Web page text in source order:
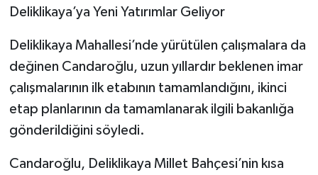
Deliklikaya’ya Yeni Yatırımlar Geliyor
Deliklikaya Mahallesi’nde yürütülen çalışmalara da
değinen Candaroğlu, uzun yıllardır beklenen imar
çalışmalarının ilk etabının tamamlandığını, ikinci
etap planlarının da tamamlanarak ilgili bakanlığa
gönderildiğini söyledi.
Candaroğlu, Deliklikaya Millet Bahçesi’nin kısa